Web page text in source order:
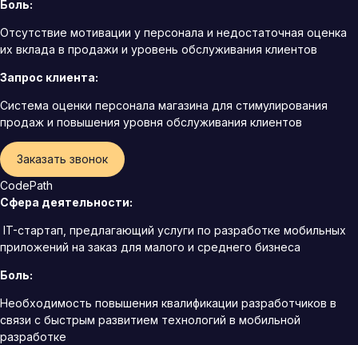
Боль:
Отсутствие мотивации у персонала и недостаточная оценка
их вклада в продажи и уровень обслуживания клиентов
Запрос клиента:
Система оценки персонала магазина для стимулирования
продаж и повышения уровня обслуживания клиентов
Заказать звонок
CodePath
Сфера деятельности:
IT-стартап, предлагающий услуги по разработке мобильных
приложений на заказ для малого и среднего бизнеса
Боль:
Необходимость повышения квалификации разработчиков в
связи с быстрым развитием технологий в мобильной
разработке